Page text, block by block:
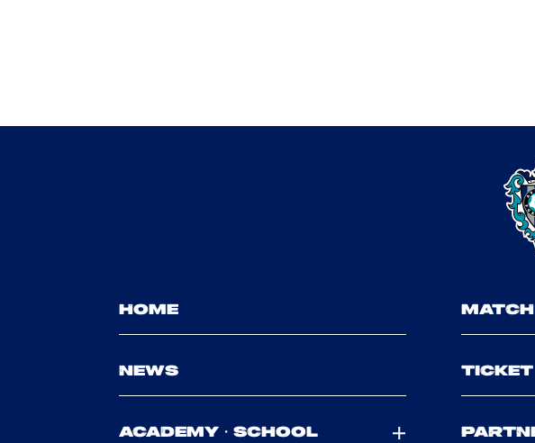
HOME MATCH
NEWS TICKET
ACADEMY・SCHOOL